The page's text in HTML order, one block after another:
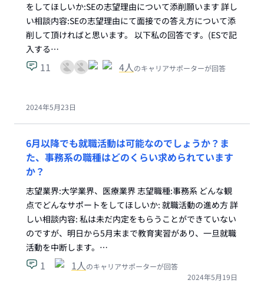
をしてほしいか:SEの志望理由について添削願います 詳し
い相談内容:SEの志望理由にて面接での答え方について添
削して頂ければと思います。 以下私の回答です。(ESで記
入する…
11 4人のキャリアサポーターが回答
2024年5月23日
6月以降でも就職活動は可能なのでしょうか？ま
た、事務系の職種はどのくらい求められています
か？
志望業界:大学業界、医療業界 志望職種:事務系 どんな観
点でどんなサポートをしてほしいか: 就職活動の進め方 詳
しい相談内容: 私は未だ内定をもらうことができていない
のですが、明日から5月末まで教育実習があり、一旦就職
活動を中断します。…
1 1人のキャリアサポーターが回答
2024年5月19日